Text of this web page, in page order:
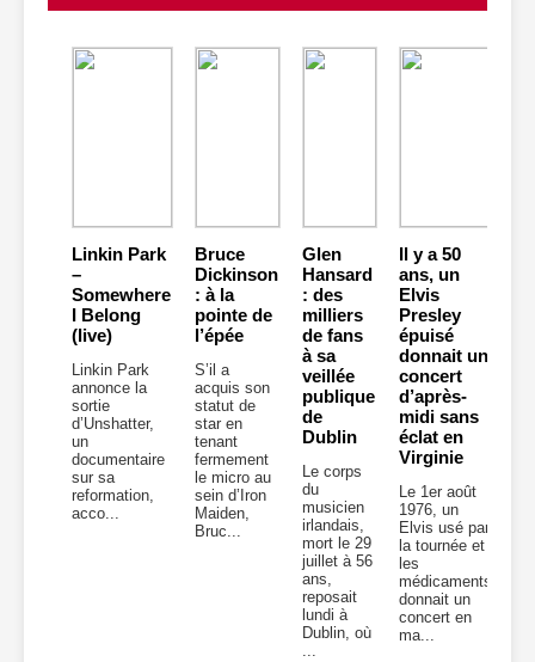
Linkin Park
–
Somewhere
I Belong
(live)
Linkin Park
annonce la
sortie
d’Unshatter,
un
documentaire
sur sa
reformation,
acco...
Bruce
Dickinson
: à la
pointe de
l’épée
S’il a
acquis son
statut de
star en
tenant
fermement
le micro au
sein d’Iron
Maiden,
Bruc...
Glen
Hansard
: des
milliers
de fans
à sa
veillée
publique
de
Dublin
Le corps
du
musicien
irlandais,
mort le 29
juillet à 56
ans,
reposait
lundi à
Dublin, où
...
Il y a 50
ans, un
Elvis
Presley
épuisé
donnait un
concert
d’après-
midi sans
éclat en
Virginie
Le 1er août
1976, un
Elvis usé par
la tournée et
les
médicaments
donnait un
concert en
ma...